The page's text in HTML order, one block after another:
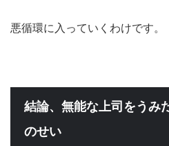
悪循環に入っていくわけです。
結論、無能な上司をうみ
のせい